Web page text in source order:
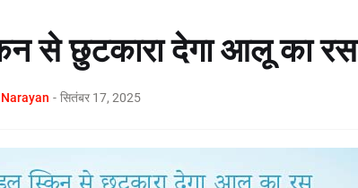
से छुटकारा देगा आलू का रस
- सितंबर 17, 2025